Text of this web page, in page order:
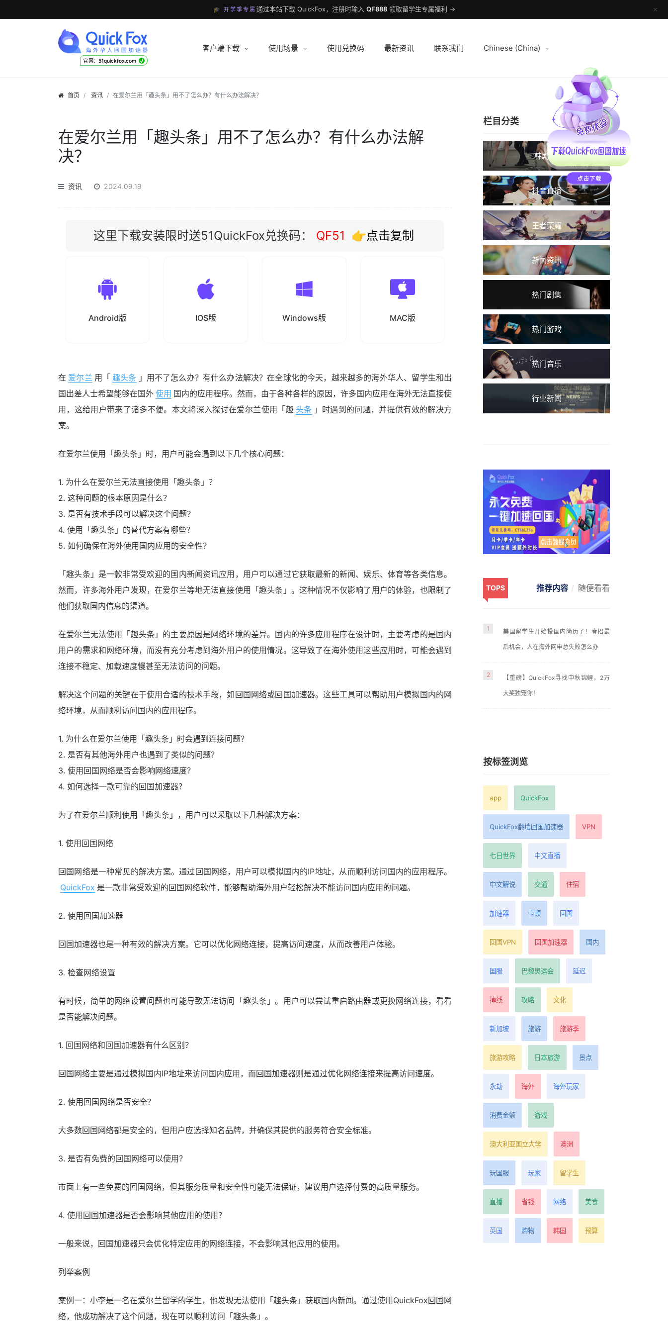
🎓 开学季专属 通过本站下载 QuickFox，注册时输入 QF888领取留学生专属福利 → ✕
官网：51quickfox.com √
客户端下载 使用场景 使用兑换码 最新资讯 联系我们 Chinese (China)
首页 资讯 在爱尔兰用「趣头条」用不了怎么办？有什么办法解决？
在爱尔兰用「趣头条」用不了怎么办？有什么办法解
决？
资讯 2024.09.19
这里下载安装限时送51QuickFox兑换码： QF51 👉点击复制
Android版 IOS版 Windows版 MAC版
在 爱尔兰 用「 趣头条 」用不了怎么办？有什么办法解决？在全球化的今天，越来越多的海外华人、留学生和出
国出差人士希望能够在国外 使用 国内的应用程序。然而，由于各种各样的原因，许多国内应用在海外无法直接使
用，这给用户带来了诸多不便。本文将深入探讨在爱尔兰使用「趣 头条 」时遇到的问题，并提供有效的解决方
案。
在爱尔兰使用「趣头条」时，用户可能会遇到以下几个核心问题：
1. 为什么在爱尔兰无法直接使用「趣头条」？
2. 这种问题的根本原因是什么？
3. 是否有技术手段可以解决这个问题？
4. 使用「趣头条」的替代方案有哪些？
5. 如何确保在海外使用国内应用的安全性？
「趣头条」是一款非常受欢迎的国内新闻资讯应用，用户可以通过它获取最新的新闻、娱乐、体育等各类信息。
然而，许多海外用户发现，在爱尔兰等地无法直接使用「趣头条」。这种情况不仅影响了用户的体验，也限制了
他们获取国内信息的渠道。
在爱尔兰无法使用「趣头条」的主要原因是网络环境的差异。国内的许多应用程序在设计时，主要考虑的是国内
用户的需求和网络环境，而没有充分考虑到海外用户的使用情况。这导致了在海外使用这些应用时，可能会遇到
连接不稳定、加载速度慢甚至无法访问的问题。
解决这个问题的关键在于使用合适的技术手段，如回国网络或回国加速器。这些工具可以帮助用户模拟国内的网
络环境，从而顺利访问国内的应用程序。
1. 为什么在爱尔兰使用「趣头条」时会遇到连接问题？
2. 是否有其他海外用户也遇到了类似的问题？
3. 使用回国网络是否会影响网络速度？
4. 如何选择一款可靠的回国加速器？
为了在爱尔兰顺利使用「趣头条」，用户可以采取以下几种解决方案：
1. 使用回国网络
回国网络是一种常见的解决方案。通过回国网络，用户可以模拟国内的IP地址，从而顺利访问国内的应用程序。
QuickFox 是一款非常受欢迎的回国网络软件，能够帮助海外用户轻松解决不能访问国内应用的问题。
2. 使用回国加速器
回国加速器也是一种有效的解决方案。它可以优化网络连接，提高访问速度，从而改善用户体验。
3. 检查网络设置
有时候，简单的网络设置问题也可能导致无法访问「趣头条」。用户可以尝试重启路由器或更换网络连接，看看
是否能解决问题。
1. 回国网络和回国加速器有什么区别？
回国网络主要是通过模拟国内IP地址来访问国内应用，而回国加速器则是通过优化网络连接来提高访问速度。
2. 使用回国网络是否安全？
大多数回国网络都是安全的，但用户应选择知名品牌，并确保其提供的服务符合安全标准。
3. 是否有免费的回国网络可以使用？
市面上有一些免费的回国网络，但其服务质量和安全性可能无法保证，建议用户选择付费的高质量服务。
4. 使用回国加速器是否会影响其他应用的使用？
一般来说，回国加速器只会优化特定应用的网络连接，不会影响其他应用的使用。
列举案例
案例一：小李是一名在爱尔兰留学的学生，他发现无法使用「趣头条」获取国内新闻。通过使用QuickFox回国网
络，他成功解决了这个问题，现在可以顺利访问「趣头条」。
栏目分类
韩剧TV
抖音直播
王者荣耀
新闻资讯
热门剧集
热门游戏
热门音乐
行业新闻
TOPS 推荐内容 随便看看
1 美国留学生开始投国内简历了！春招最
后机会，人在海外网申总失败怎么办
2 【重磅】QuickFox寻找中秋锦鲤，2万
大奖独宠你！
按标签浏览
app QuickFox
QuickFox翻墙回国加速器 VPN
七日世界 中文直播
中文解说 交通 住宿
加速器 卡顿 回国
回国VPN 回国加速器 国内
国服 巴黎奥运会 延迟
掉线 攻略 文化
新加坡 旅游 旅游季
旅游攻略 日本旅游 景点
永劫 海外 海外玩家
消费金额 游戏
澳大利亚国立大学 澳洲
玩国服 玩家 留学生
直播 省钱 网络 美食
英国 购物 韩国 预算